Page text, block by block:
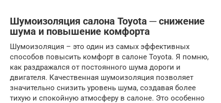
Шумоизоляция салона Toyota ─ снижение
шума и повышение комфорта
Шумоизоляция – это один из самых эффективных
способов повысить комфорт в салоне Toyota. Я помню,
как раздражался от постоянного шума дороги и
двигателя. Качественная шумоизоляция позволяет
значительно снизить уровень шума, создавая более
тихую и спокойную атмосферу в салоне. Это особенно